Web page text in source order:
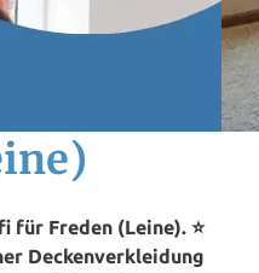
für Freden (Leine). ⭐
Deckenverkleidung